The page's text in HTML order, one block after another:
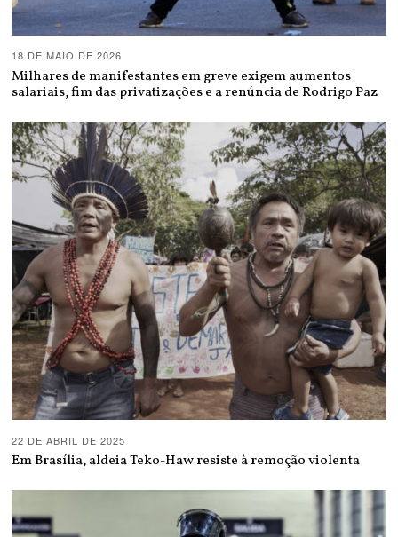
18 DE MAIO DE 2026
Milhares de manifestantes em greve exigem aumentos
salariais, fim das privatizações e a renúncia de Rodrigo Paz
22 DE ABRIL DE 2025
Em Brasília, aldeia Teko-Haw resiste à remoção violenta